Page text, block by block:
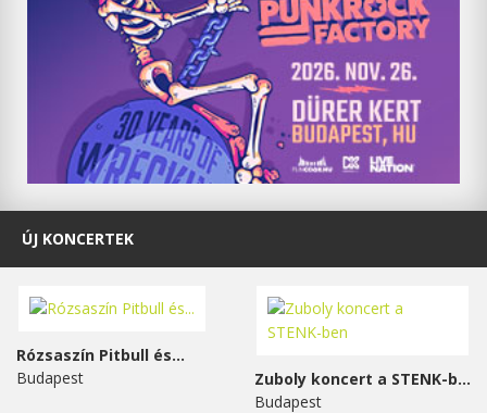
ÚJ KONCERTEK
Rózsaszín Pitbull és...
Budapest
Zuboly koncert a STENK-ben
Budapest